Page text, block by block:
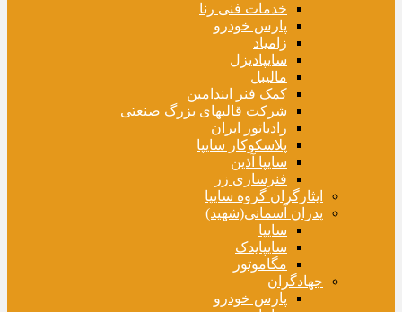
خدمات فنی رنا
پارس خودرو
زامیاد
سایپادیزل
مالیبل
کمک فنر ایندامین
شرکت قالبهای بزرگ صنعتی
رادیاتور ایران
پلاسکوکار سایپا
سایپا آذین
فنرسازی زر
ایثارگران گروه سایپا
پدران آسمانی(شهید)
سایپا
سایپایدک
مگاموتور
جهادگران
پارس خودرو